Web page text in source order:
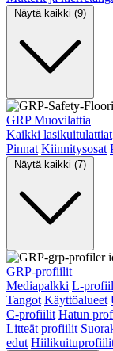
Näytä kaikki (9)
GRP Muovilattia
Kaikki lasikuitulattiat
Pinnat Kiinnitysosat
Näytä kaikki (7)
GRP-profiilit
Mediapalkki L-
Tangot Käyttöalueet
C-profiilit Hatun
Litteät profiilit
edut